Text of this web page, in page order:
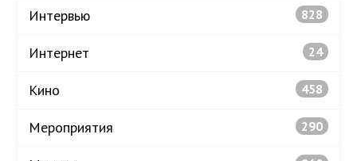
Интервью
828
Интернет 24
Кино 458
Мероприятия 290